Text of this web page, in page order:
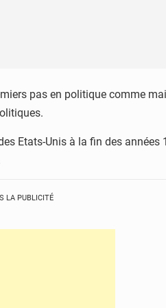
pas en politique comme
Etats-Unis à la fin des
LA PUBLICITÉ